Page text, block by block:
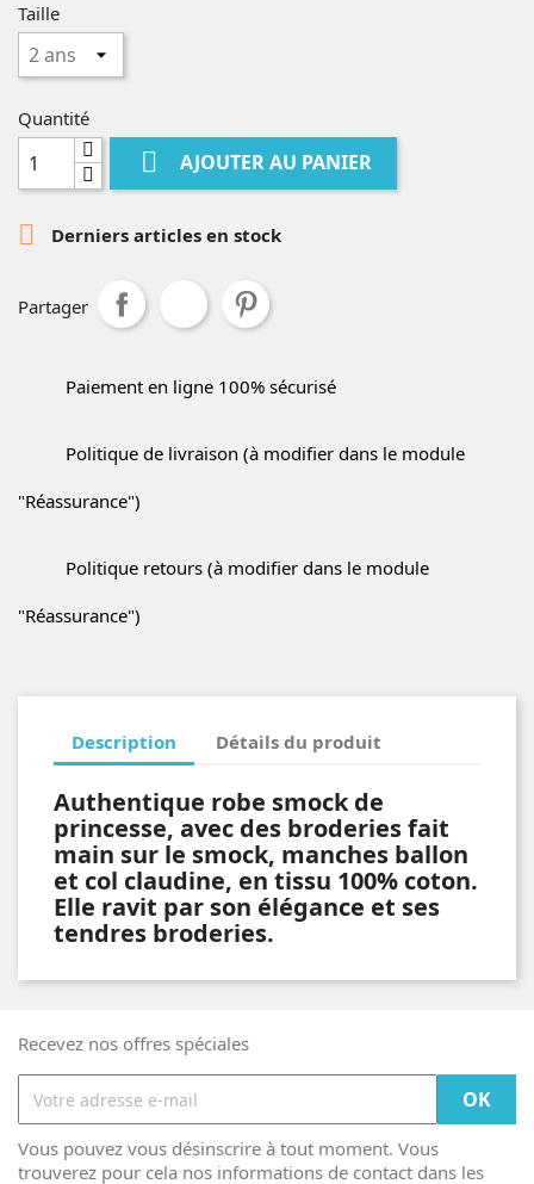
Taille
Quantité
 AJOUTER AU PANIER
 Derniers articles en stock
Partager
Paiement en ligne 100% sécurisé
Politique de livraison (à modifier dans le module
"Réassurance")
Politique retours (à modifier dans le module
"Réassurance")
Description Détails du produit
Authentique robe smock de
princesse, avec des broderies fait
main sur le smock, manches ballon
et col claudine, en tissu 100% coton.
Elle ravit par son élégance et ses
tendres broderies.
Recevez nos offres spéciales
Vous pouvez vous désinscrire à tout moment. Vous
trouverez pour cela nos informations de contact dans les